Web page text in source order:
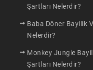
Şartları Nelerdir?
Baba Döner Bayilik
Nelerdir?
Monkey Jungle
Şartları Nelerdir?